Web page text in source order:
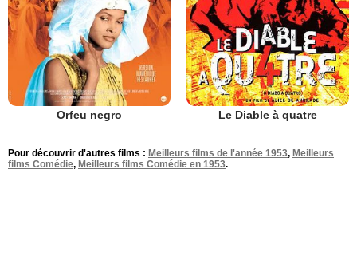
Orfeu negro Le Diable à quatre
Pour découvrir d'autres films : Meilleurs films de l'année 1953, Meilleurs
films Comédie, Meilleurs films Comédie en 1953.